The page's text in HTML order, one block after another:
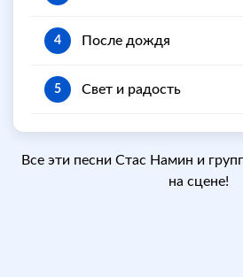
4 После дождя
5 Свет и радость
Все эти песни Стас Намин и
на сцене!